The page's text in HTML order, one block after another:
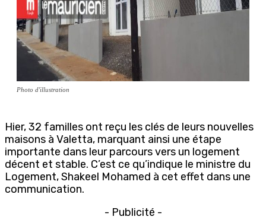
Photo d'illustration
Hier, 32 familles ont reçu les clés de leurs nouvelles
maisons à Valetta, marquant ainsi une étape
importante dans leur parcours vers un logement
décent et stable. C’est ce qu’indique le ministre du
Logement, Shakeel Mohamed à cet effet dans une
communication.
- Publicité -